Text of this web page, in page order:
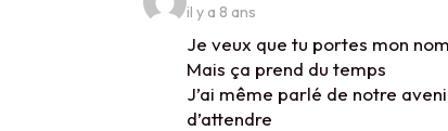
il y a 8 ans
Je veux que tu portes mon
Mais ça prend du temps
J’ai même parlé de notre
d’attendre